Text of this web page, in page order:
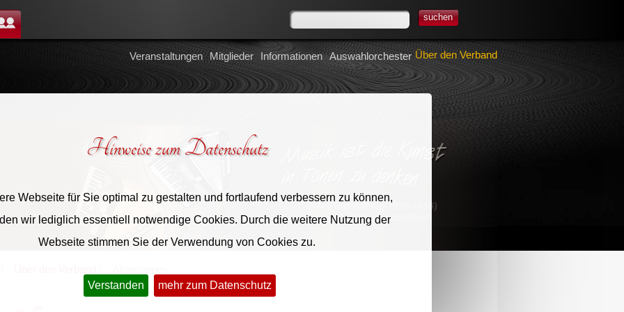
Hinweise zum Datenschutz
Webseite für Sie optimal zu gestalten und fortlaufend verbessern zu können,
wir lediglich essentiell notwendige Cookies. Durch die weitere Nutzung der
Webseite stimmen Sie der Verwendung von Cookies zu.
Verstanden mehr zum Datenschutz
suchen
Veranstaltungen Mitglieder Informationen Auswahlorchester Über den Verband